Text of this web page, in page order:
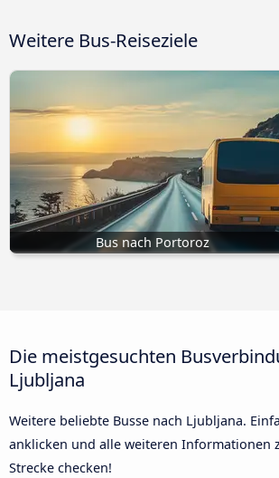
Weitere Bus-Reiseziele
Bus nach Portoroz
Die meistgesuchten
Ljubljana
Weitere beliebte Busse nach Ljubljana.
anklicken und alle weiteren Informationen
Strecke checken!